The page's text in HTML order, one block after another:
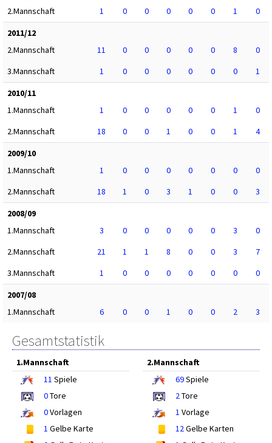
2.Mannschaft
1 0 0 0 0 0 1
0
2011/12
2.Mannschaft
11 0 0 0 0 0 8
0
3.Mannschaft
1 0 0 0 0 0 0
1
2010/11
1.Mannschaft
1 0 0 0 0 0 1
0
2.Mannschaft
18 0 0 1 0 0 1
4
2009/10
1.Mannschaft
1 0 0 0 0 0 0
0
2.Mannschaft
18 1 0 3 1 0 0
3
2008/09
1.Mannschaft
3 0 0 0 0 0 3
0
2.Mannschaft
21 1 1 8 0 0 3
7
3.Mannschaft
1 0 0 0 0 0 0
0
2007/08
1.Mannschaft
6 0 0 1 0 0 2 3
Gesamtstatistik
1.Mannschaft
11 Spiele
0Tore
0Vorlagen
1 Gelbe Karte
2.Mannschaft
69Spiele
2 Tore
1 Vorlage
12 Gelbe Karten